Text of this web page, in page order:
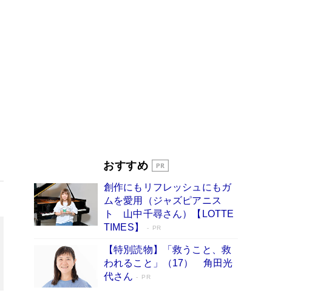
「『火垂るの墓』は、大嘘である」原作者が抱き
続けた“自責の念”とは…「自己憐憫は描きたくな
い」監督が徹底的にこだわったこと（後編） #
戦争の記憶
Book Bang
おすすめ
創作にもリフレッシュにもガ
ムを愛用（ジャズピアニス
ト 山中千尋さん）【LOTTE
TIMES】
PR
【特別読物】「救うこと、救
われること」（17） 角田光
代さん
PR